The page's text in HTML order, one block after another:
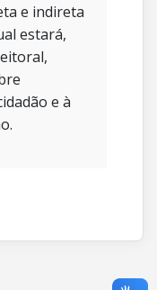
e indireta
estará,
e à